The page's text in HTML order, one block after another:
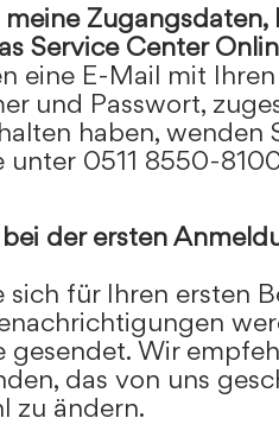
Service Center
eine E-Mail mit
und Passwort,
haben, wenden
unter 0511 8550-
der ersten
sich für Ihren ersten
gesendet. Wir
das von uns
zu ändern.